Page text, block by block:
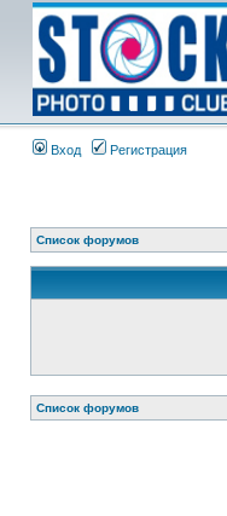
Вход Регистрация
Список форумов
Список форумов